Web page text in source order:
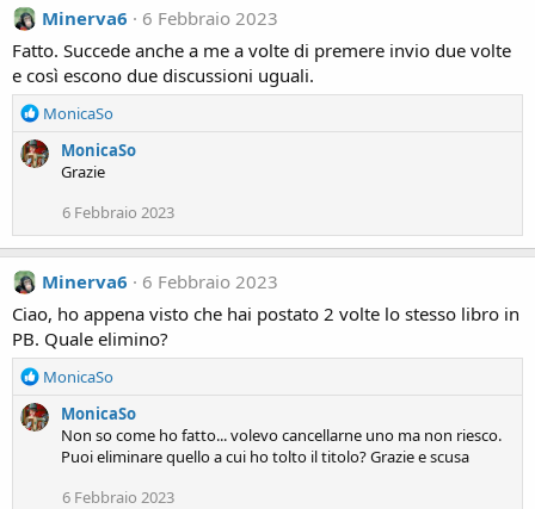
Minerva6
6 Febbraio 2023
Fatto. Succede anche a me a volte di premere invio due volte
e così escono due discussioni uguali.
R
a
o
n
s
MonicaSo
MonicaSo
Grazie
6 Febbraio 2023
Minerva6
6 Febbraio 2023
Ciao, ho appena visto che hai postato 2 volte lo stesso libro in
PB. Quale elimino?
R
a
MonicaSo
MonicaSo
Non so come ho fatto... volevo cancellarne uno ma non riesco.
Puoi eliminare quello a cui ho tolto il titolo? Grazie e scusa
6 Febbraio 2023